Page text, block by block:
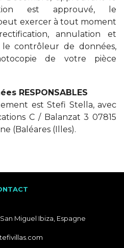
est approuvé, le
exercer à tout moment
annulation et
contrôleur de données,
de votre pièce
RESPONSABLES
est Stefi Stella, avec
C / Balanzat 3 07815
(Baléares (Illes).
Miguel Ibiza, Espagne